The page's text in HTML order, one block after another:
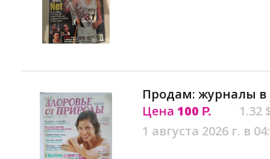
Продам: журналы в
Цена 100 Р.
1.32
1 августа 2026 г. в